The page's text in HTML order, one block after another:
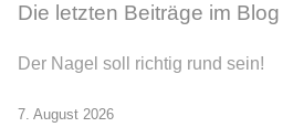
Die letzten Beiträge im Blog
Der Nagel soll richtig rund sein!
7. August 2026